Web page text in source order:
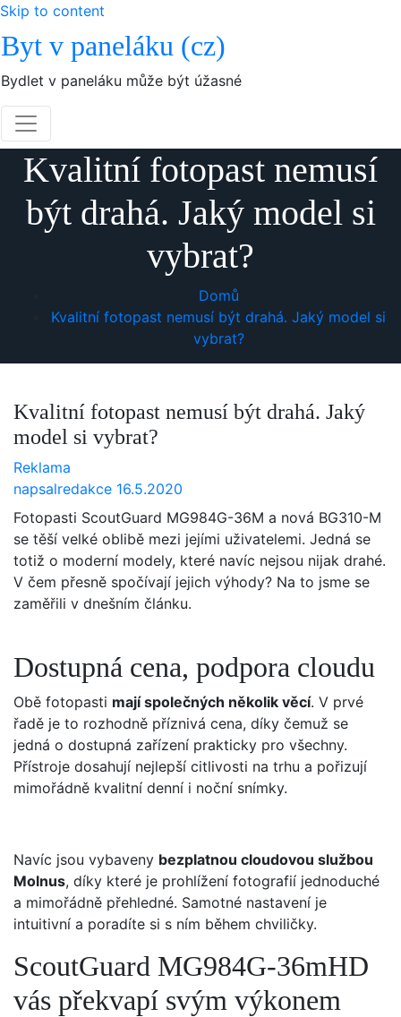
Skip to content
Byt v paneláku (cz)
Bydlet v paneláku může být úžasné
Kvalitní fotopast nemusí
být drahá. Jaký model si
vybrat?
Domů
Kvalitní fotopast nemusí být drahá. Jaký model si
vybrat?
Kvalitní fotopast nemusí být drahá. Jaký
model si vybrat?
Reklama
napsalredakce 16.5.2020
Fotopasti ScoutGuard MG984G-36M a nová BG310-M
se těší velké oblibě mezi jejími uživatelemi. Jedná se
totiž o moderní modely, které navíc nejsou nijak drahé.
V čem přesně spočívají jejich výhody? Na to jsme se
zaměřili v dnešním článku.
Dostupná cena, podpora cloudu
Obě fotopasti mají společných několik věcí. V prvé
řadě je to rozhodně příznivá cena, díky čemuž se
jedná o dostupná zařízení prakticky pro všechny.
Přístroje dosahují nejlepší citlivosti na trhu a pořizují
mimořádně kvalitní denní i noční snímky.
Navíc jsou vybaveny bezplatnou cloudovou službou
Molnus, díky které je prohlížení fotografií jednoduché
a mimořádně přehledné. Samotné nastavení je
intuitivní a poradíte si s ním během chviličky.
ScoutGuard MG984G-36mHD
vás překvapí svým výkonem